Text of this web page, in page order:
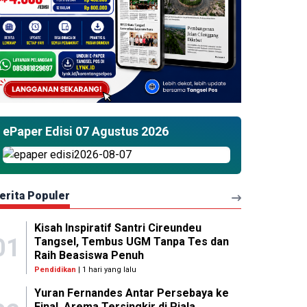
ePaper Edisi 07 Agustus 2026
Populer
Kisah Inspiratif Santri Cireundeu
Tangsel, Tembus UGM Tanpa Tes dan
Raih Beasiswa Penuh
Pendidikan | 1 hari yang lalu
Yuran Fernandes Antar Persebaya ke